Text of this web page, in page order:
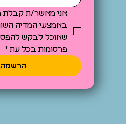
פרסומות בכל עת *
הרשמה